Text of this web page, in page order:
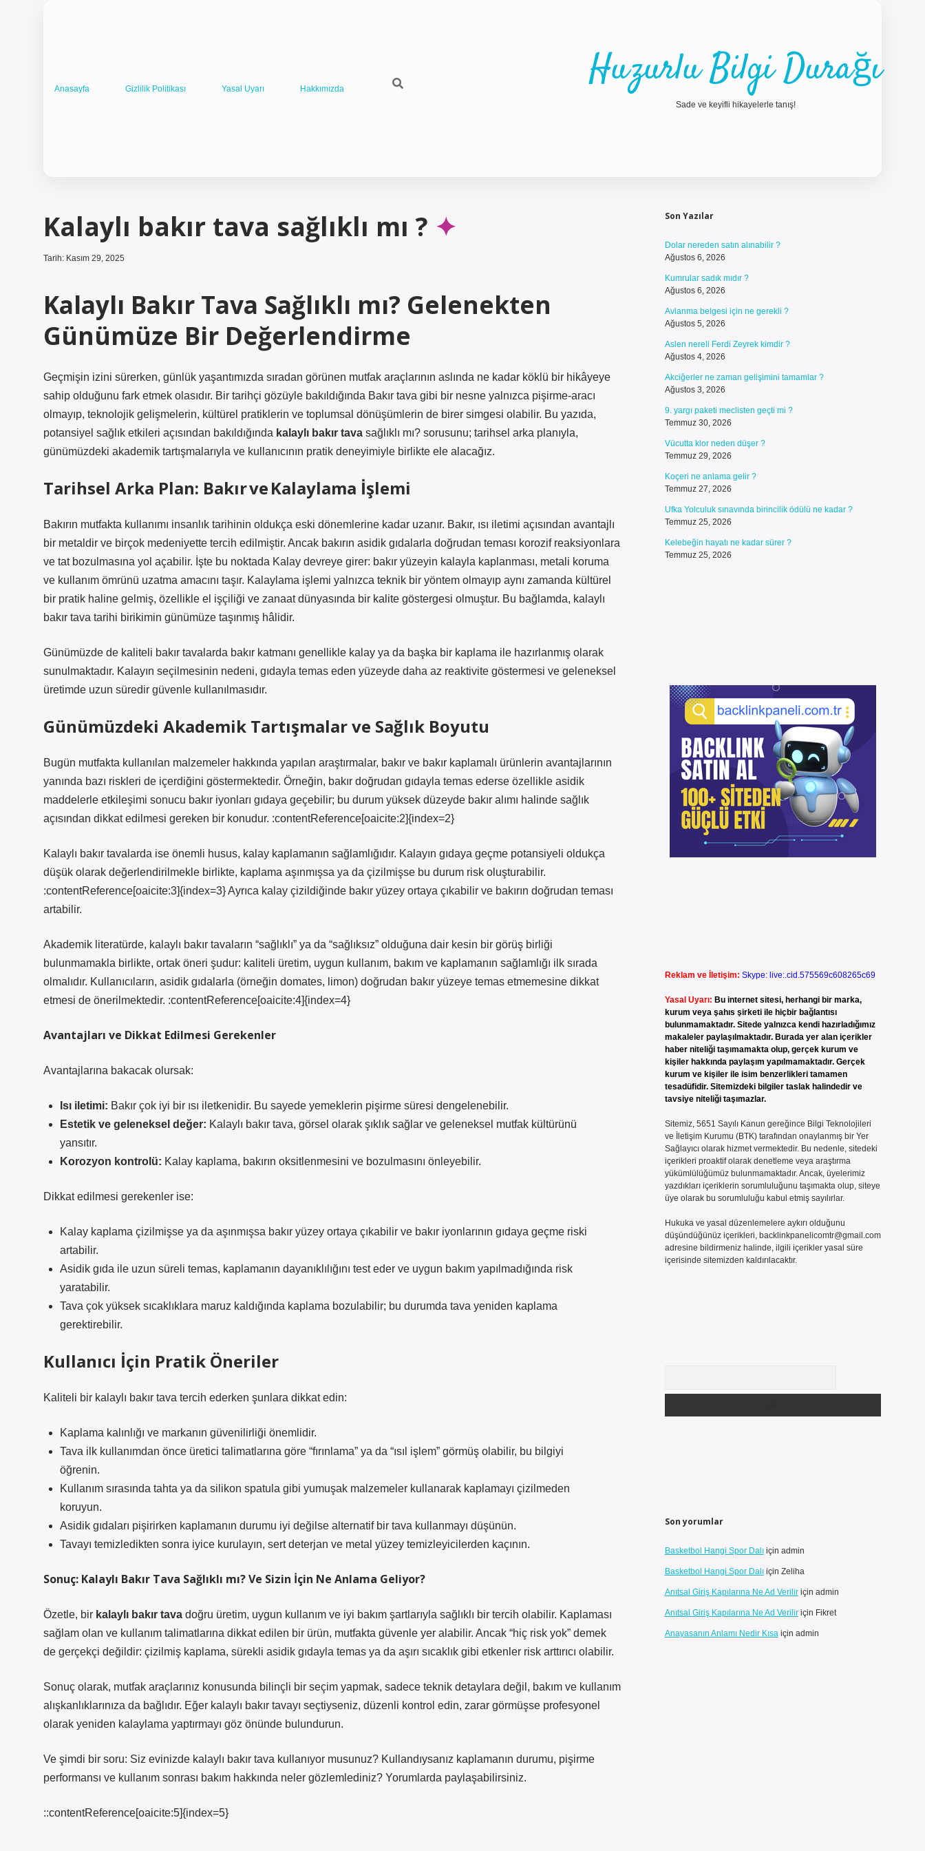
Anasayfa Gizlilik Politikası Yasal Uyarı Hakkımızda Huzurlu Bilgi Durağı
Sade ve keyifli hikayelerle tanış!
Kalaylı bakır tava sağlıklı mı ?
Tarih: Kasım 29, 2025
Kalaylı Bakır Tava Sağlıklı mı? Gelenekten
Günümüze Bir Değerlendirme
Geçmişin izini sürerken, günlük yaşantımızda sıradan görünen mutfak araçlarının aslında ne kadar köklü bir hikâyeye
sahip olduğunu fark etmek olasıdır. Bir tarihçi gözüyle bakıldığında Bakır tava gibi bir nesne yalnızca pişirme-aracı
olmayıp, teknolojik gelişmelerin, kültürel pratiklerin ve toplumsal dönüşümlerin de birer simgesi olabilir. Bu yazıda,
potansiyel sağlık etkileri açısından bakıldığında kalaylı bakır tava sağlıklı mı? sorusunu; tarihsel arka planıyla,
günümüzdeki akademik tartışmalarıyla ve kullanıcının pratik deneyimiyle birlikte ele alacağız.
Tarihsel Arka Plan: Bakır ve Kalaylama İşlemi
Bakırın mutfakta kullanımı insanlık tarihinin oldukça eski dönemlerine kadar uzanır. Bakır, ısı iletimi açısından avantajlı
bir metaldir ve birçok medeniyette tercih edilmiştir. Ancak bakırın asidik gıdalarla doğrudan teması korozif reaksiyonlara
ve tat bozulmasına yol açabilir. İşte bu noktada Kalay devreye girer: bakır yüzeyin kalayla kaplanması, metali koruma
ve kullanım ömrünü uzatma amacını taşır. Kalaylama işlemi yalnızca teknik bir yöntem olmayıp aynı zamanda kültürel
bir pratik haline gelmiş, özellikle el işçiliği ve zanaat dünyasında bir kalite göstergesi olmuştur. Bu bağlamda, kalaylı
bakır tava tarihi birikimin günümüze taşınmış hâlidir.
Günümüzde de kaliteli bakır tavalarda bakır katmanı genellikle kalay ya da başka bir kaplama ile hazırlanmış olarak
sunulmaktadır. Kalayın seçilmesinin nedeni, gıdayla temas eden yüzeyde daha az reaktivite göstermesi ve geleneksel
üretimde uzun süredir güvenle kullanılmasıdır.
Günümüzdeki Akademik Tartışmalar ve Sağlık Boyutu
Bugün mutfakta kullanılan malzemeler hakkında yapılan araştırmalar, bakır ve bakır kaplamalı ürünlerin avantajlarının
yanında bazı riskleri de içerdiğini göstermektedir. Örneğin, bakır doğrudan gıdayla temas ederse özellikle asidik
maddelerle etkileşimi sonucu bakır iyonları gıdaya geçebilir; bu durum yüksek düzeyde bakır alımı halinde sağlık
açısından dikkat edilmesi gereken bir konudur. :contentReference[oaicite:2]{index=2}
Kalaylı bakır tavalarda ise önemli husus, kalay kaplamanın sağlamlığıdır. Kalayın gıdaya geçme potansiyeli oldukça
düşük olarak değerlendirilmekle birlikte, kaplama aşınmışsa ya da çizilmişse bu durum risk oluşturabilir.
:contentReference[oaicite:3]{index=3} Ayrıca kalay çizildiğinde bakır yüzey ortaya çıkabilir ve bakırın doğrudan teması
artabilir.
Akademik literatürde, kalaylı bakır tavaların “sağlıklı” ya da “sağlıksız” olduğuna dair kesin bir görüş birliği
bulunmamakla birlikte, ortak öneri şudur: kaliteli üretim, uygun kullanım, bakım ve kaplamanın sağlamlığı ilk sırada
olmalıdır. Kullanıcıların, asidik gıdalarla (örneğin domates, limon) doğrudan bakır yüzeye temas etmemesine dikkat
etmesi de önerilmektedir. :contentReference[oaicite:4]{index=4}
Avantajları ve Dikkat Edilmesi Gerekenler
Avantajlarına bakacak olursak:
Isı iletimi: Bakır çok iyi bir ısı iletkenidir. Bu sayede yemeklerin pişirme süresi dengelenebilir.
Estetik ve geleneksel değer: Kalaylı bakır tava, görsel olarak şıklık sağlar ve geleneksel mutfak kültürünü
yansıtır.
Korozyon kontrolü: Kalay kaplama, bakırın oksitlenmesini ve bozulmasını önleyebilir.
Dikkat edilmesi gerekenler ise:
Kalay kaplama çizilmişse ya da aşınmışsa bakır yüzey ortaya çıkabilir ve bakır iyonlarının gıdaya geçme riski
artabilir.
Asidik gıda ile uzun süreli temas, kaplamanın dayanıklılığını test eder ve uygun bakım yapılmadığında risk
yaratabilir.
Tava çok yüksek sıcaklıklara maruz kaldığında kaplama bozulabilir; bu durumda tava yeniden kaplama
gerektirebilir.
Kullanıcı İçin Pratik Öneriler
Kaliteli bir kalaylı bakır tava tercih ederken şunlara dikkat edin:
Kaplama kalınlığı ve markanın güvenilirliği önemlidir.
Tava ilk kullanımdan önce üretici talimatlarına göre “fırınlama” ya da “ısıl işlem” görmüş olabilir, bu bilgiyi
öğrenin.
Kullanım sırasında tahta ya da silikon spatula gibi yumuşak malzemeler kullanarak kaplamayı çizilmeden
koruyun.
Asidik gıdaları pişirirken kaplamanın durumu iyi değilse alternatif bir tava kullanmayı düşünün.
Tavayı temizledikten sonra iyice kurulayın, sert deterjan ve metal yüzey temizleyicilerden kaçının.
Sonuç: Kalaylı Bakır Tava Sağlıklı mı? Ve Sizin İçin Ne Anlama Geliyor?
Özetle, bir kalaylı bakır tava doğru üretim, uygun kullanım ve iyi bakım şartlarıyla sağlıklı bir tercih olabilir. Kaplaması
sağlam olan ve kullanım talimatlarına dikkat edilen bir ürün, mutfakta güvenle yer alabilir. Ancak “hiç risk yok” demek
de gerçekçi değildir: çizilmiş kaplama, sürekli asidik gıdayla temas ya da aşırı sıcaklık gibi etkenler risk arttırıcı olabilir.
Sonuç olarak, mutfak araçlarınız konusunda bilinçli bir seçim yapmak, sadece teknik detaylara değil, bakım ve kullanım
alışkanlıklarınıza da bağlıdır. Eğer kalaylı bakır tavayı seçtiyseniz, düzenli kontrol edin, zarar görmüşse profesyonel
olarak yeniden kalaylama yaptırmayı göz önünde bulundurun.
Ve şimdi bir soru: Siz evinizde kalaylı bakır tava kullanıyor musunuz? Kullandıysanız kaplamanın durumu, pişirme
performansı ve kullanım sonrası bakım hakkında neler gözlemlediniz? Yorumlarda paylaşabilirsiniz.
::contentReference[oaicite:5]{index=5}
Son Yazılar
Dolar nereden satın alınabilir ?
Ağustos 6, 2026
Kumrular sadık mıdır ?
Ağustos 6, 2026
Avlanma belgesi için ne gerekli ?
Ağustos 5, 2026
Aslen nereli Ferdi Zeyrek kimdir ?
Ağustos 4, 2026
Akciğerler ne zaman gelişimini tamamlar ?
Ağustos 3, 2026
9. yargı paketi meclisten geçti mi ?
Temmuz 30, 2026
Vücutta klor neden düşer ?
Temmuz 29, 2026
Koçeri ne anlama gelir ?
Temmuz 27, 2026
Ufka Yolculuk sınavında birincilik ödülü ne kadar ?
Temmuz 25, 2026
Kelebeğin hayatı ne kadar sürer ?
Temmuz 25, 2026
Reklam ve İletişim: Skype: live:.cid.575569c608265c69
Yasal Uyarı: Bu internet sitesi, herhangi bir marka,
kurum veya şahıs şirketi ile hiçbir bağlantısı
bulunmamaktadır. Sitede yalnızca kendi hazırladığımız
makaleler paylaşılmaktadır. Burada yer alan içerikler
haber niteliği taşımamakta olup, gerçek kurum ve
kişiler hakkında paylaşım yapılmamaktadır. Gerçek
kurum ve kişiler ile isim benzerlikleri tamamen
tesadüfidir. Sitemizdeki bilgiler taslak halindedir ve
tavsiye niteliği taşımazlar.
Sitemiz, 5651 Sayılı Kanun gereğince Bilgi Teknolojileri
ve İletişim Kurumu (BTK) tarafından onaylanmış bir Yer
Sağlayıcı olarak hizmet vermektedir. Bu nedenle, sitedeki
içerikleri proaktif olarak denetleme veya araştırma
yükümlülüğümüz bulunmamaktadır. Ancak, üyelerimiz
yazdıkları içeriklerin sorumluluğunu taşımakta olup, siteye
üye olarak bu sorumluluğu kabul etmiş sayılırlar.
Hukuka ve yasal düzenlemelere aykırı olduğunu
düşündüğünüz içerikleri, backlinkpanelicomtr@gmail.com
adresine bildirmeniz halinde, ilgili içerikler yasal süre
içerisinde sitemizden kaldırılacaktır.
Son yorumlar
Basketbol Hangi Spor Dalıiçin admin
Basketbol Hangi Spor Dalıiçin Zeliha
Anıtsal Giriş Kapılarına Ne Ad Veriliriçin admin
Anıtsal Giriş Kapılarına Ne Ad Veriliriçin Fikret
Anayasanın Anlamı Nedir Kısaiçin admin